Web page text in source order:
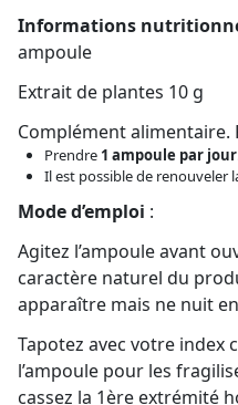
Informations
ampoule
Extrait de plantes 10 g
Complément alimentaire.
Prendre 1 ampoule par jour
Il est possible de renouveler
Mode d’emploi :
Agitez l’ampoule avant
caractère naturel du
apparaître mais ne nuit
Tapotez avec votre index
l’ampoule pour les
cassez la 1ère extrémité